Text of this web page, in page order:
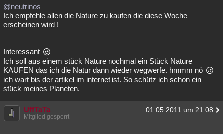
@neutrinos
Ich empfehle allen die Nature zu kaufen die diese Woche
erscheinen wird !
Interessant
Ich soll aus einem stück Nature nochmal ein Stück Nature
KAUFEN das ich die Natur dann wieder wegwerfe. hmmm nö
ich wart bis der artikel im internet ist. So schütz ich schon ein
stück meines Planeten.
UffTaTa 01.05.2011 um 21:08
Mitglied gesperrt